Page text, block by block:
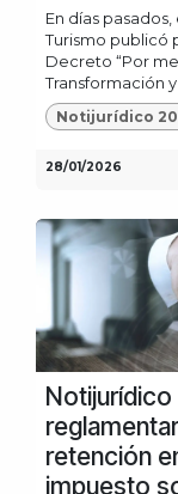
En días
Turismo publicó
Decreto “Por
Transformación
Notijurídico
28/01/2026
retención
impuesto